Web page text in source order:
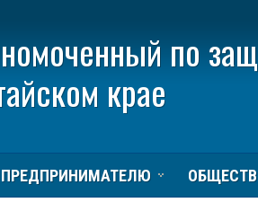
по
крае
ПРЕДПРИНИМАТЕЛЮ